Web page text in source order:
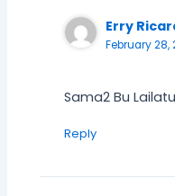
Erry
February 28,
Sama2 Bu
Reply